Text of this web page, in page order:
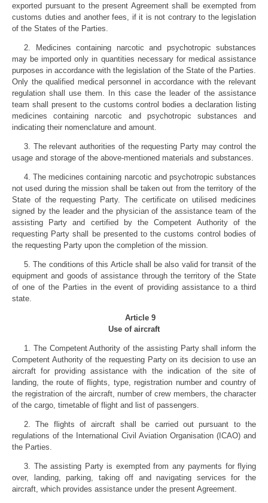
exported pursuant to the present Agreement shall be exempted from
customs duties and another fees, if it is not contrary to the legislation
of the States of the Parties.
2. Medicines containing narcotic and psychotropic substances
may be imported only in quantities necessary for medical assistance
purposes in accordance with the legislation of the State of the Parties.
Only the qualified medical personnel in accordance with the relevant
regulation shall use them. In this case the leader of the assistance
team shall present to the customs control bodies a declaration listing
medicines containing narcotic and psychotropic substances and
indicating their nomenclature and amount.
3. The relevant authorities of the requesting Party may control the
usage and storage of the above-mentioned materials and substances.
4. The medicines containing narcotic and psychotropic substances
not used during the mission shall be taken out from the territory of the
State of the requesting Party. The certificate on utilised medicines
signed by the leader and the physician of the assistance team of the
assisting Party and certified by the Competent Authority of the
requesting Party shall be presented to the customs control bodies of
the requesting Party upon the completion of the mission.
5. The conditions of this Article shall be also valid for transit of the
equipment and goods of assistance through the territory of the State
of one of the Parties in the event of providing assistance to a third
state.
Article 9
Use of aircraft
1. The Competent Authority of the assisting Party shall inform the
Competent Authority of the requesting Party on its decision to use an
aircraft for providing assistance with the indication of the site of
landing, the route of flights, type, registration number and country of
the registration of the aircraft, number of crew members, the character
of the cargo, timetable of flight and list of passengers.
2. The flights of aircraft shall be carried out pursuant to the
regulations of the International Civil Aviation Organisation (ICAO) and
the Parties.
3. The assisting Party is exempted from any payments for flying
over, landing, parking, taking off and navigating services for the
aircraft, which provides assistance under the present Agreement.